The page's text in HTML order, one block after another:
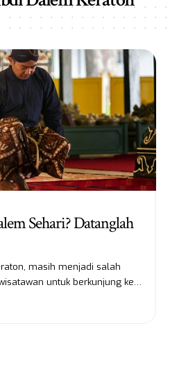
Sehari? Datanglah
masih menjadi salah
untuk berkunjung ke…